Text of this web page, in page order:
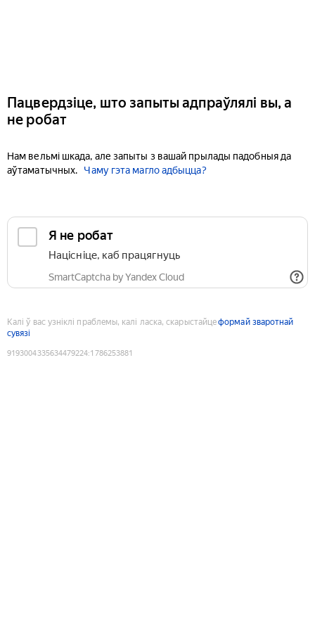
Пацвердзіце, што запыты адпраўлялі вы, а
не робат
Нам вельмі шкада, але запыты з вашай прылады падобныя да
аўтаматычных.
Чаму гэта магло адбыцца?
Я не робат
Націсніце, каб працягнуць
SmartCaptcha by Yandex Cloud
Калі ў вас узніклі праблемы, калі ласка, скарыстайцеформай зваротнай
сувязі
9193004335634479224:1786253881